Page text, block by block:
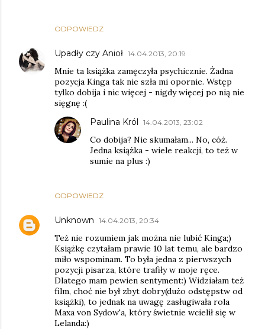
ODPOWIEDZ
Upadły czy Anioł 14.04.2013, 20:19
Mnie ta książka zamęczyła psychicznie. Żadna
pozycja Kinga tak nie szła mi opornie. Wstęp
tylko dobija i nic więcej - nigdy więcej po nią nie
sięgnę :(
ODPOWIEDZ
Paulina Król 14.04.2013, 23:02
Co dobija? Nie skumałam... No, cóż.
Jedna książka - wiele reakcji, to też w
sumie na plus :)
Unknown 14.04.2013, 20:34
Też nie rozumiem jak można nie lubić Kinga;)
Książkę czytałam prawie 10 lat temu, ale bardzo
miło wspominam. To była jedna z pierwszych
pozycji pisarza, które trafiły w moje ręce.
Dlatego mam pewien sentyment:) Widziałam też
film, choć nie był zbyt dobry(dużo odstępstw od
książki), to jednak na uwagę zasługiwała rola
Maxa von Sydow'a, który świetnie wcielił się w
Lelanda:)